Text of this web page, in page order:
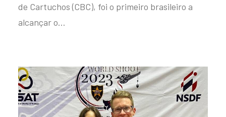
de Cartuchos (CBC), foi o primeiro brasileiro a
alcançar o…